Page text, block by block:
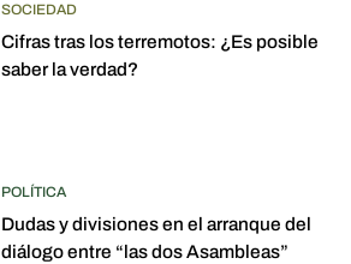
SOCIEDAD
Cifras tras los terremotos: ¿Es posible
saber la verdad?
POLÍTICA
Dudas y divisiones en el arranque del
diálogo entre “las dos Asambleas”